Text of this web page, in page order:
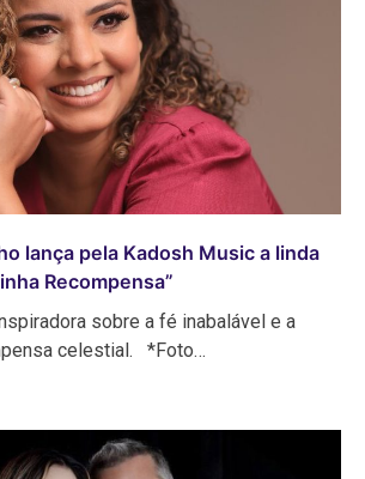
lança pela Kadosh Music a linda
Recompensa”
sobre a fé inabalável e a
celestial. *Foto…